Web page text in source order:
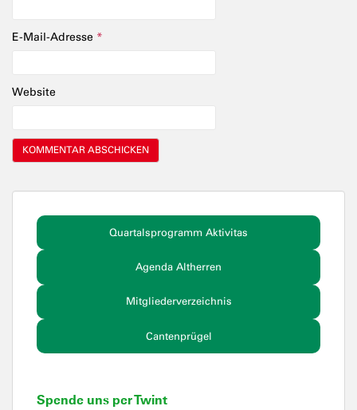
E-Mail-Adresse *
Website
Quartalsprogramm Aktivitas
Agenda Altherren
Mitgliederverzeichnis
Cantenprügel
Spende uns per Twint